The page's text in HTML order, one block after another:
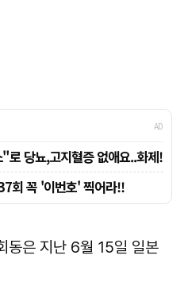
동은 지난 6월 15일 일본